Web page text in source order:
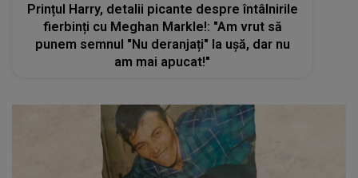
Prințul Harry, detalii picante despre întâlnirile
fierbinți cu Meghan Markle!: "Am vrut să
punem semnul "Nu deranjați" la ușă, dar nu
am mai apucat!"